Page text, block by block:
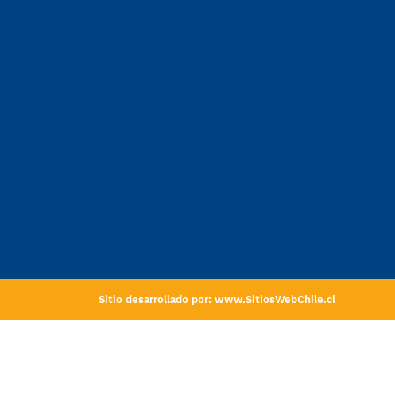
Sitio desarrollado por: www.SitiosWebChile.cl